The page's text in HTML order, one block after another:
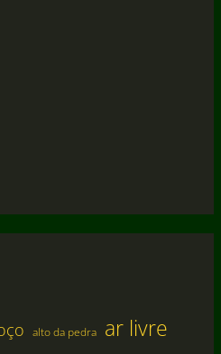
alto da pedra ar livre